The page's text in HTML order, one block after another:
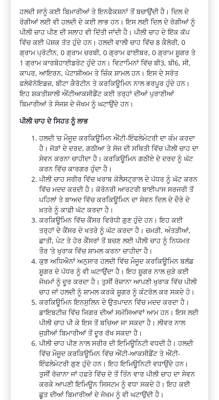
ਹਲਦੀ ਸਾਨੂੰ ਕਈ ਬਿਮਾਰੀਆਂ ਤੇ ਇਨਫੈਕਸ਼ਨਾਂ ਤੋਂ ਬਚਾਉਂਦੀ ਹੈ। ਦਿਲ ਦੇ
ਰੋਗੀਆਂ ਲਈ ਵੀ ਹਲਦੀ ਦੇ ਕਈ ਲਾਭ ਹਨ। ਇਸ ਲਈ ਦਿਲ ਦੇ ਰੋਗੀਆਂ ਨੂੰ
ਪੀਲੀ ਚਾਹ ਪੀਣ ਦੀ ਸਲਾਹ ਵੀ ਦਿੱਤੀ ਜਾਂਦੀ ਹੈ। ਪੀਲੀ ਚਾਹ ਦੇ ਇੱਕ ਕੱਪ
ਵਿੱਚ ਕਈ ਪੋਸ਼ਕ ਤੱਤ ਹੁੰਦੇ ਹਨ। ਹਲਦੀ ਵਾਲੀ ਚਾਹ ਵਿੱਚ 8 ਕੈਲੋਰੀ, 0
ਗ੍ਰਾਮ ਪ੍ਰੋਟੀਨ, 0 ਗ੍ਰਾਮ ਚਰਬੀ, 0 ਗ੍ਰਾਮ ਫਾਈਬਰ, 0 ਗ੍ਰਾਮ ਸ਼ੂਗਰ ਤੇ
1 ਗ੍ਰਾਮ ਕਾਰਬੋਹਾਈਡਰੇਟ ਹੁੰਦੇ ਹਨ। ਵਿਟਾਮਿਨਾਂ ਵਿੱਚ ਬੀ3, ਬੀ6, ਸੀ,
ਕਾਪਰ, ਆਇਰਨ, ਪੋਟਾਸ਼ੀਅਮ ਤੇ ਜ਼ਿੰਕ ਸ਼ਾਮਲ ਹਨ। ਇਸ ਦੇ ਸਰੋਤ
ਫਲੇਵੋਨੋਇਡਜ਼, ਬੀਟਾ ਕੈਰੋਟੀਨ ਤੇ ਕਰਕਿਊਮਿਨ ਨਾਲ ਭਰਪੂਰ ਹੁੰਦੇ ਹਨ।
ਇਹ ਸ਼ਕਤੀਸ਼ਾਲੀ ਐਂਟੀਆਕਸੀਡੈਂਟ ਕਈ ਤਰ੍ਹਾਂ ਦੀਆਂ ਪੁਰਾਣੀਆਂ
ਬਿਮਾਰੀਆਂ ਤੇ ਸੋਜਸ਼ ਦੇ ਜੋਖਮ ਨੂੰ ਘਟਾਉਂਦੇ ਹਨ।
ਪੀਲੀ ਚਾਹ ਦੇ ਸਿਹਤ ਨੂੰ ਲਾਭ
ਹਲਦੀ ‘ਚ ਮੌਜੂਦ ਕਰਕਿਊਮਿਨ ਐਂਟੀ-ਇੰਫਲੇਮੇਟਰੀ ਦਾ ਕੰਮ ਕਰਦਾ
ਹੈ। ਜੋੜਾਂ ਦੇ ਦਰਦ, ਗਠੀਆ ਤੇ ਸੋਜ ਦੀ ਸਥਿਤੀ ਵਿੱਚ ਪੀਲੀ ਚਾਹ ਦਾ
ਸੇਵਨ ਕਰਨਾ ਚਾਹੀਦਾ ਹੈ। ਕਰਕਿਊਮਿਨ ਗਠੀਏ ਦੇ ਦਰਦ ਨੂੰ ਘੱਟ
ਕਰਨ ਵਿੱਚ ਕਾਰਗਰ ਹੁੰਦਾ ਹੈ।
ਪੀਲੀ ਚਾਹ ਸਰੀਰ ਵਿੱਚ ਖਰਾਬ ਕੋਲੈਸਟ੍ਰਾਲ ਦੇ ਪੱਧਰ ਨੂੰ ਘੱਟ ਕਰਨ
ਵਿੱਚ ਮਦਦ ਕਰਦੀ ਹੈ। ਕੋਰੋਨਰੀ ਆਰਟਰੀ ਬਾਈਪਾਸ ਸਰਜਰੀ ਤੋਂ
ਪਹਿਲਾਂ ਤੇ ਬਾਅਦ ਵਿੱਚ ਕਰਕਿਊਮਿਨ ਦਾ ਸੇਵਨ ਦਿਲ ਦੇ ਦੌਰੇ ਦੇ
ਖ਼ਤਰੇ ਨੂੰ ਕਾਫ਼ੀ ਘੱਟ ਕਰਦਾ ਹੈ।
ਕਰਕਿਊਮਿਨ ਵਿੱਚ ਕੈਂਸਰ ਵਿਰੋਧੀ ਗੁਣ ਹੁੰਦੇ ਹਨ। ਇਹ ਕਈ
ਤਰ੍ਹਾਂ ਦੇ ਕੈਂਸਰ ਦੇ ਖਤਰੇ ਨੂੰ ਘੱਟ ਕਰਦਾ ਹੈ। ਚਮੜੀ, ਅੰਤੜੀਆਂ,
ਛਾਤੀ, ਪੇਟ ਤੇ ਹੋਰ ਕੈਂਸਰਾਂ ਤੋਂ ਬਚਣ ਲਈ ਪੀਲੀ ਚਾਹ ਨੂੰ ਨਿਯਮਤ
ਤੌਰ ‘ਤੇ ਖੁਰਾਕ ਵਿੱਚ ਸ਼ਾਮਲ ਕਰਨਾ ਚਾਹੀਦਾ ਹੈ।
ਕੁਝ ਅਧਿਐਨਾਂ ਅਨੁਸਾਰ ਹਲਦੀ ਵਿੱਚ ਮੌਜੂਦ ਕਰਕਿਊਮਿਨ ਬਲੱਡ
ਸ਼ੂਗਰ ਦੇ ਪੱਧਰ ਨੂੰ ਵੀ ਘਟਾਉਂਦਾ ਹੈ। ਇਹ ਸ਼ੂਗਰ ਨਾਲ ਜੁੜੇ ਕਈ
ਜੋਖਮਾਂ ਨੂੰ ਦੂਰ ਕਰਦਾ ਹੈ। ਤੁਸੀਂ ਰੋਜ਼ਾਨਾ ਆਪਣੀ ਖੁਰਾਕ ਵਿੱਚ ਪੀਲੀ
ਚਾਹ ਜਾਂ ਹਲਦੀ ਨੂੰ ਸ਼ਾਮਲ ਕਰਕੇ ਸ਼ੂਗਰ ਨੂੰ ਕੰਟਰੋਲ ਕਰ ਸਕਦੇ ਹੋ।
ਕਰਕਿਊਮਿਨ ਇਨਸੁਲਿਨ ਦੇ ਉਤਪਾਦਨ ਵਿੱਚ ਮਦਦ ਕਰਦਾ ਹੈ।
ਡਾਇਬਟੀਜ਼ ਵਿੱਚ ਜਿਗਰ ਦੀਆਂ ਸਮੱਸਿਆਵਾਂ ਆਮ ਹਨ। ਇਸ ਲਈ
ਪੀਲੀ ਚਾਹ ਪੀ ਕੇ ਇਸ ਤੋਂ ਬਚਿਆ ਜਾ ਸਕਦਾ ਹੈ। ਲੀਵਰ ਨਾਲ
ਜੁੜੀਆਂ ਬਿਮਾਰੀਆਂ ਤੋਂ ਦੂਰ ਰੱਖ ਸਕਦਾ ਹੈ।
ਪੀਲੀ ਚਾਹ ਪੀਣ ਨਾਲ ਸਰੀਰ ਦੀ ਇਮਿਊਨਿਟੀ ਵਧਦੀ ਹੈ। ਹਲਦੀ
ਵਿੱਚ ਮੌਜੂਦ ਕਰਕਿਊਮਿਨ ਵਿੱਚ ਐਂਟੀ-ਆਕਸੀਡੈਂਟ ਤੇ ਐਂਟੀ-
ਇੰਫਲੇਮੇਟਰੀ ਗੁਣ ਹੁੰਦੇ ਹਨ। ਇਹ ਇਮਿਊਨਿਟੀ ਵਧਾਉਂਦੇ ਹਨ।
ਤੁਸੀਂ ਰੋਜ਼ਾਨਾ ਜਾਂ ਹਫ਼ਤੇ ਵਿੱਚ ਦੋ ਤੋਂ ਤਿੰਨ ਵਾਰ ਪੀਲੀ ਚਾਹ ਦਾ ਸੇਵਨ
ਕਰਕੇ ਆਪਣੀ ਇਮਿਊਨ ਸਿਸਟਮ ਨੂੰ ਵਧਾ ਸਕਦੇ ਹੋ। ਇਹ ਕਈ
ਛੂਤ ਦੀਆਂ ਬਿਮਾਰੀਆਂ ਦੇ ਜੋਖਮ ਨੂੰ ਵੀ ਘਟਾਉਂਦੀ ਹੈ।